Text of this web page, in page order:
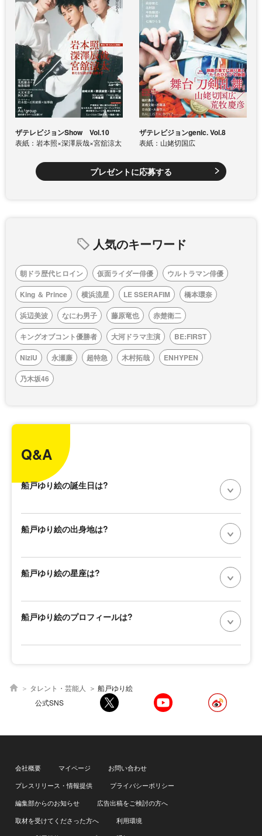
ザテレビジョンShow Vol.10
表紙：岩本照×深澤辰哉×宮舘涼太
ザテレビジョンgenic. Vol.8
表紙：山姥切国広
プレゼントに応募する
人気のキーワード
朝ドラ歴代ヒロイン 仮面ライダー俳優
ウルトラマン俳優
King ＆ Prince
横浜流星 LE SSERAFIM
橋本環奈
浜辺美波
なにわ男子 藤原竜也
赤楚衛二
キングオブコント優勝者
大河ドラマ主演
BE:FIRST
NiziU
永瀬廉 超特急 木村拓哉
ENHYPEN
乃木坂46
Q&A
船戸ゆり絵の誕生日は?
船戸ゆり絵の出身地は?
船戸ゆり絵の星座は?
船戸ゆり絵のプロフィールは?
タレント・芸能人
船戸ゆり絵
公式SNS
会社概要 マイページ
お問い合わせ
プレスリリース・情報提供
プライバシーポリシー
編集部からのお知らせ
広告出稿をご検討の方へ
取材を受けてくださった方へ
利用環境